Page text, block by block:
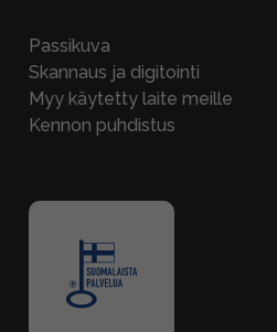
Passikuva
Skannaus ja digitointi
Myy käytetty laite meille
Kennon puhdistus